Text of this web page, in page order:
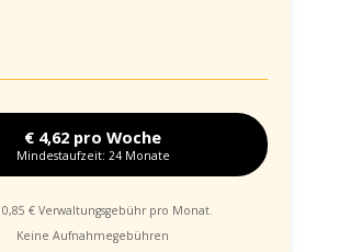
€ 4,62 pro Woche
Mindestaufzeit: 24 Monate
0,85 € Verwaltungsgebühr pro Monat.
Keine Aufnahmegebühren